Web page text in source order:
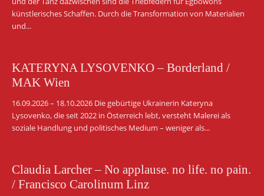
künstlerisches Schaffen. Durch die Transformation von Materialien
und...
KATERYNA LYSOVENKO – Borderland /
MAK Wien
16.09.2026 – 18.10.2026 Die gebürtige Ukrainerin Kateryna
Lysovenko, die seit 2022 in Österreich lebt, versteht Malerei als
soziale Handlung und politisches Medium – weniger als...
Claudia Larcher – No applause. no life. no pain.
/ Francisco Carolinum Linz